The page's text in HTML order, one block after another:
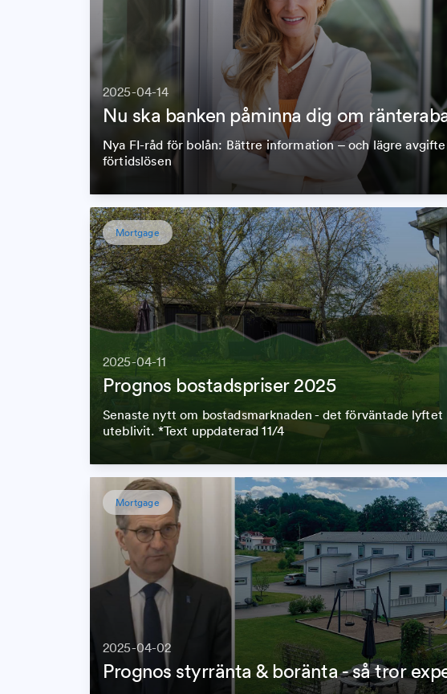
2025-04-14
Nu ska banken påminna dig om
Nya FI-råd för bolån: Bättre information – och lägre
förtidslösen
Mortgage
2025-04-11
Prognos bostadspriser 2025
Senaste nytt om bostadsmarknaden - det förväntade lyftet
uteblivit. *Text uppdaterad 11/4
Mortgage
2025-04-02
Prognos styrränta & boränta - så tror